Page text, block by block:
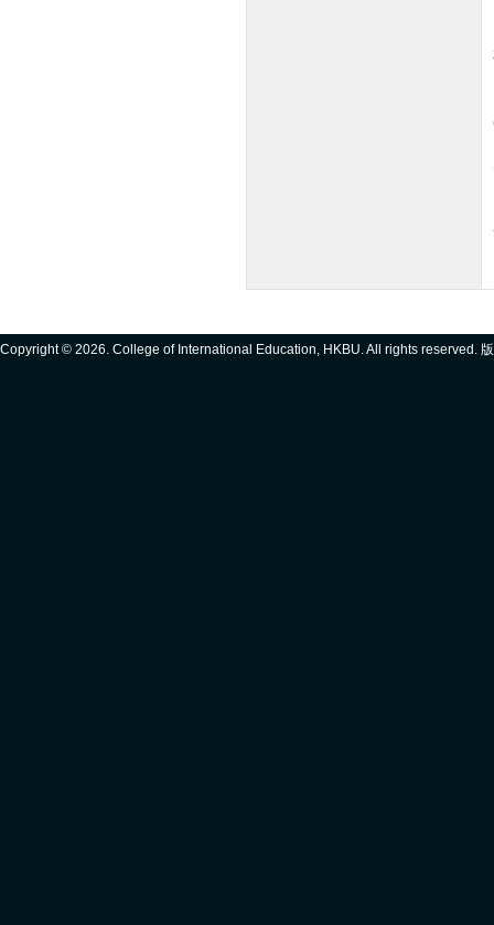
Copyright © 2026. College of International Education, HKBU. All rights reserved.